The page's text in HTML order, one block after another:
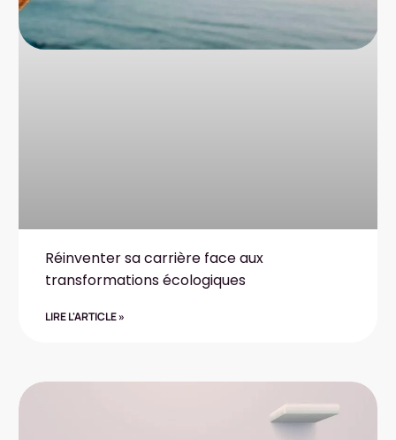
Réinventer sa carrière face aux
transformations écologiques
LIRE L'ARTICLE »